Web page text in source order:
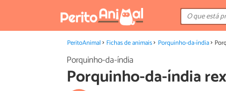
PeritoAnimal Fichas de animais Porquinho-da-índia
Porquinho-da-índia
Porquinho-da-índia rex